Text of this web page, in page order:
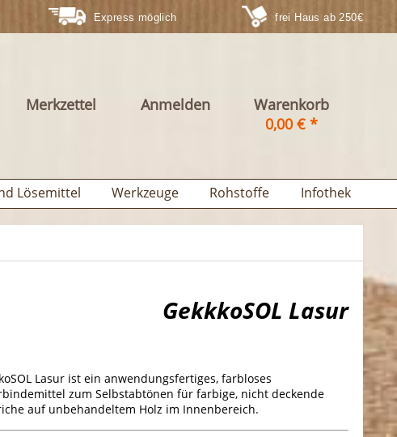
Express möglich frei Haus ab 250€
Merkzettel Anmelden
Warenkorb
0,00 € *
Lösemittel Werkzeuge Rohstoffe Infothek
GekkkoSOL Lasur
Lasur ist ein anwendungsfertiges, farbloses
zum Selbstabtönen für farbige, nicht deckende
auf unbehandeltem Holz im Innenbereich.